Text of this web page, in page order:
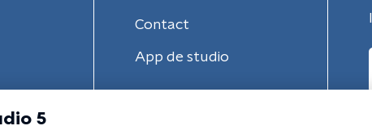
Contact
App de studio